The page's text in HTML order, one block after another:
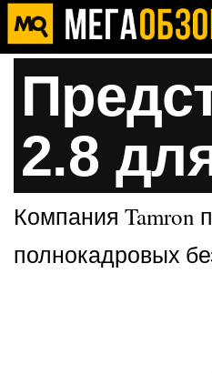
2.8
Компания Tamron
полнокадровых